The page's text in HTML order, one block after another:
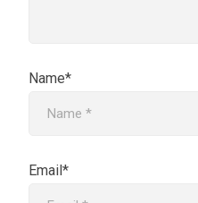
Name*
Email*